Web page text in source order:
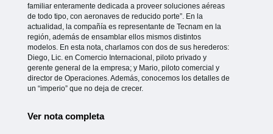
familiar enteramente dedicada a proveer soluciones aéreas
de todo tipo, con aeronaves de reducido porte”. En la
actualidad, la compañía es representante de Tecnam en la
región, además de ensamblar ellos mismos distintos
modelos. En esta nota, charlamos con dos de sus herederos:
Diego, Lic. en Comercio Internacional, piloto privado y
gerente general de la empresa; y Mario, piloto comercial y
director de Operaciones. Además, conocemos los detalles de
un “imperio” que no deja de crecer.
Ver nota completa